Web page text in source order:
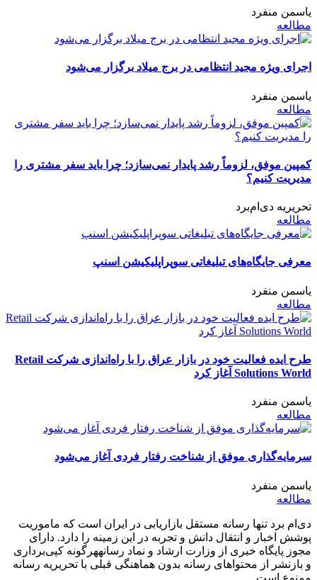
یاسمن منفرد
مطالعه
اجرای ویژه مجید انتظامی در برج میلاد برگزار می‌شود
یاسمن منفرد
مطالعه
کمپین موفق، لزوماً رشد پایدار نمی‌سازد؛ چرا باید سفر مشتری را
مدیریت کنیم؟
تحریریه دی‌ام‌برد
مطالعه
معرفی جایگاه‌های تبلیغاتی سوپراپلیکیشن اسنپ
یاسمن منفرد
مطالعه
طرح ایده فعالیت خود در بازار عراق را با راه‌اندازی شرکت Retail
Solutions World آغاز کرد
یاسمن منفرد
مطالعه
سرمایه‌گذاری موفق از شناخت رفتار فردی آغاز می‌شود
یاسمن منفرد
مطالعه
دی‌ام برد تنها رسانه مستقل بازاریابی در ایران است که ماموریت
پوشش اخبار و انتقال دانش و تجربه در این زمینه را دارد. دارای
مجوز پایگاه خبری از وزارت ارشاد و نماد رسانههرگونه کپی‌برداری
و بازنشر از محتواهای رسانه بدون هماهنگی قبلی با تحریریه رسانه
ممنوع است.